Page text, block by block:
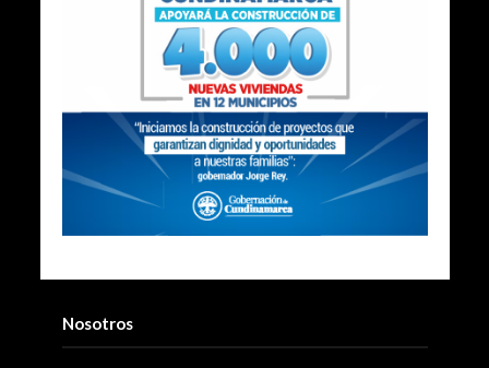
Nosotros